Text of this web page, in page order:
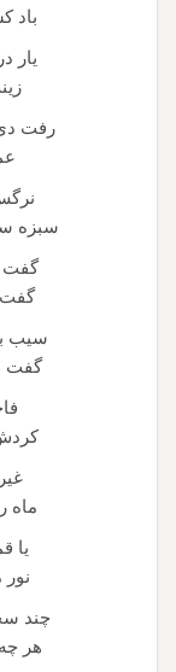
باد
یار
رفت
سبزه
گفت
گفت
سیب
گفت
ماه
یا
چند
هر